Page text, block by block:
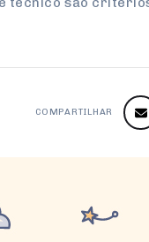
COMPARTILHAR